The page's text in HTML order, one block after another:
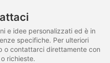
e idee personalizzati ed è in
specifiche. Per ulteriori
o contattarci direttamente con
richieste.